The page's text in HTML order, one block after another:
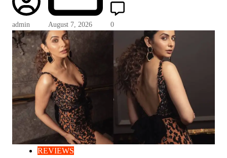
admin August 7, 2026 0
REVIEWS